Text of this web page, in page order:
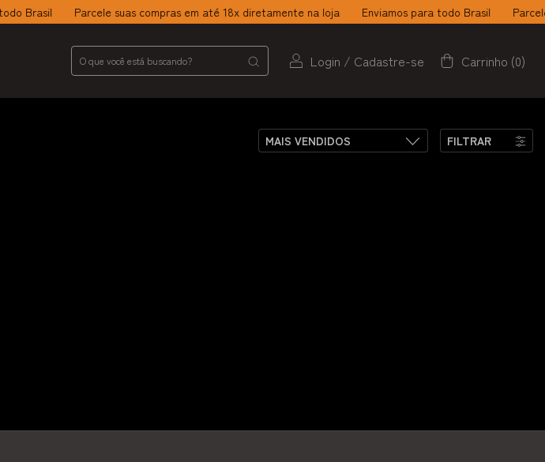
Brasil Parcele suas compras em até 18x diretamente na loja Enviamos para todo Brasil
Login / Cadastre-se Carrinho (0)
FILTRAR